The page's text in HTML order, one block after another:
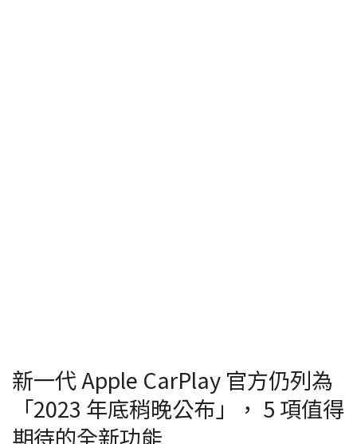
新一代 Apple CarPlay 官方仍列為
「2023 年底稍晚公布」， 5 項值得
期待的全新功能